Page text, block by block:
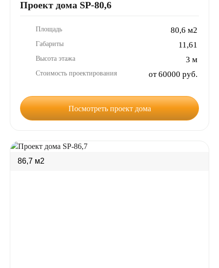
Проект дома SP-80,6
Площадь 80,6 м2
Габариты 11,61
Высота этажа 3 м
Стоимость проектирования от 60000 руб.
Посмотреть проект дома
86,7 м2